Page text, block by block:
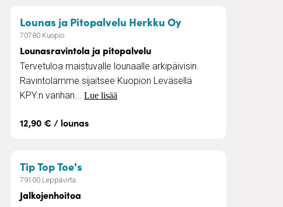
Lounas ja Pitopalvelu Herkku Oy– Lounasravintola
70780 Kuopio
Lounasravintola ja pitopalvelu
Tervetuloa maistuvalle lounaalle arkipäivisin.
Ravintolamme sijaitsee Kuopion Leväsellä
KPY:n vanhan... Lue lisää
12,90 € / lounas
Tip Top Toe's
79100 Leppävirta
Jalkojenhoitoa